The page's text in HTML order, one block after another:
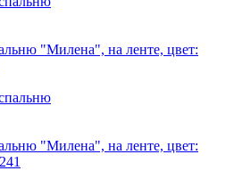
"Милена", на ленте, цвет:
"Милена", на ленте, цвет: